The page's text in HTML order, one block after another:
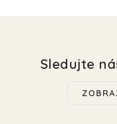
Sledujte